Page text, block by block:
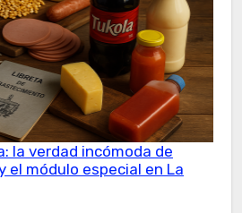
la verdad incómoda de
el módulo especial en La